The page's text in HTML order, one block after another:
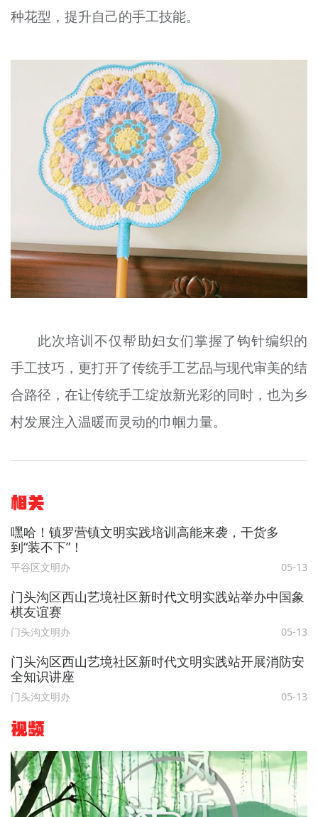
种花型，提升自己的手工技能。
此次培训不仅帮助妇女们掌握了钩针编织的
手工技巧，更打开了传统手工艺品与现代审美的结
合路径，在让传统手工绽放新光彩的同时，也为乡
村发展注入温暖而灵动的巾帼力量。
相关
嘿哈！镇罗营镇文明实践培训高能来袭，干货多
到“装不下”！
平谷区文明办 05-13
门头沟区西山艺境社区新时代文明实践站举办中国象
棋友谊赛
门头沟文明办 05-13
门头沟区西山艺境社区新时代文明实践站开展消防安
全知识讲座
门头沟文明办 05-13
视频